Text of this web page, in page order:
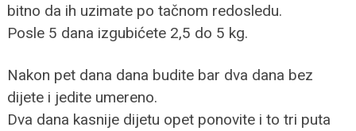
bitno da ih uzimate po tačnom redosledu.
Posle 5 dana izgubićete 2,5 do 5 kg.
Nakon pet dana dana budite bar dva dana bez
dijete i jedite umereno.
Dva dana kasnije dijetu opet ponovite i to tri puta